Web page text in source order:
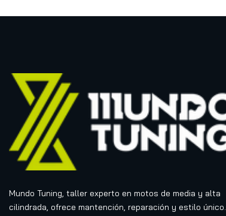
Mundo Tuning, taller experto en motos de media y alta
cilindrada, ofrece mantención, reparación y estilo único.